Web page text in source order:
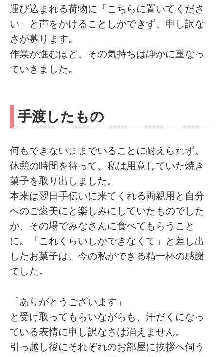
運び込まれる荷物に「こちらに置いてくださ
い」と声をかけることしかできず、申し訳な
さが募ります。
作業が進むほど、その気持ちは静かに重なっ
ていきました。
手渡したもの
何もできないままでいることに耐えられず、
休憩の時間を待って、私は用意していた焼き
菓子を取り出しました。
本来は翌日手伝いに来てくれる両親用と自分
へのご褒美にと楽しみにしていたものでした
が、その場でみなさんに食べてもらうこと
に。「これくらいしかできなくて」と差し出
したお菓子は、今の私ができる精一杯の感謝
でした。
「ありがとうございます」
と受け取ってもらいながらも、汗だくになっ
ている表情に申し訳なさは消えません。
引っ越し後にそれぞれのお部屋に挨拶へ伺う